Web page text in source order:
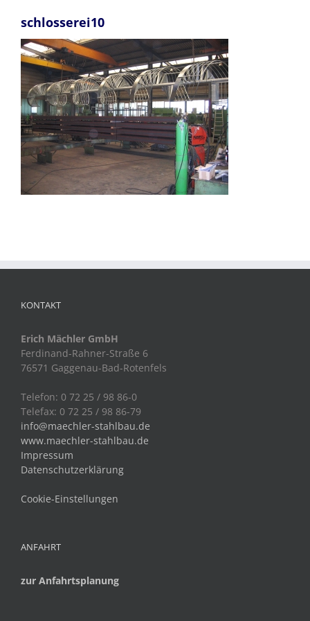
schlosserei10
KONTAKT
Erich Mächler GmbH
Ferdinand-Rahner-Straße 6
76571 Gaggenau-Bad-Rotenfels
Telefon: 0 72 25 / 98 86-0
Telefax: 0 72 25 / 98 86-79
info@maechler-stahlbau.de
www.maechler-stahlbau.de
Impressum
Datenschutzerklärung
Cookie-Einstellungen
ANFAHRT
zur Anfahrtsplanung